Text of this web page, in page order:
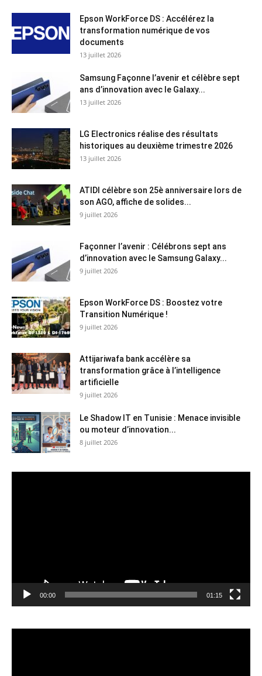
Epson WorkForce DS : Accélérez la
transformation numérique de vos
documents
13 juillet 2026
Samsung Façonne l’avenir et célèbre sept
ans d’innovation avec le Galaxy...
13 juillet 2026
LG Electronics réalise des résultats
historiques au deuxième trimestre 2026
13 juillet 2026
ATIDI célèbre son 25è anniversaire lors de
son AGO, affiche de solides...
9 juillet 2026
Façonner l’avenir : Célébrons sept ans
d’innovation avec le Samsung Galaxy...
9 juillet 2026
Epson WorkForce DS : Boostez votre
Transition Numérique !
9 juillet 2026
Attijariwafa bank accélère sa
transformation grâce à l’intelligence
artificielle
9 juillet 2026
Le Shadow IT en Tunisie : Menace invisible
ou moteur d’innovation...
8 juillet 2026
00:00 01:15